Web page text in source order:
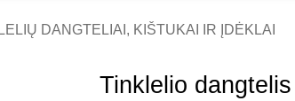
DANGTELIAI, KIŠTUKAI IR ĮDĖKLAI
Tinklelio